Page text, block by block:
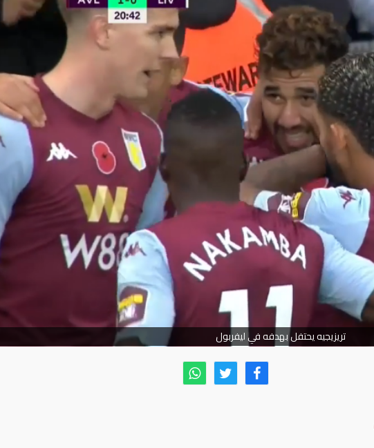
تريزيجيه يحتفل بهدفه في ليفربول